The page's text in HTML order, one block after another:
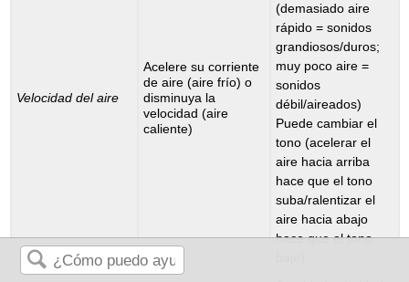
Velocidad del aire
Acelere su corriente
de aire (aire frío) o
disminuya la
velocidad (aire
caliente)
(demasiado aire
rápido = sonidos
grandiosos/duros;
muy poco aire =
sonidos
débil/aireados)
Puede cambiar el
tono (acelerar el
aire hacia arriba
hace que el tono
suba/ralentizar el
aire hacia abajo
hace que el tono